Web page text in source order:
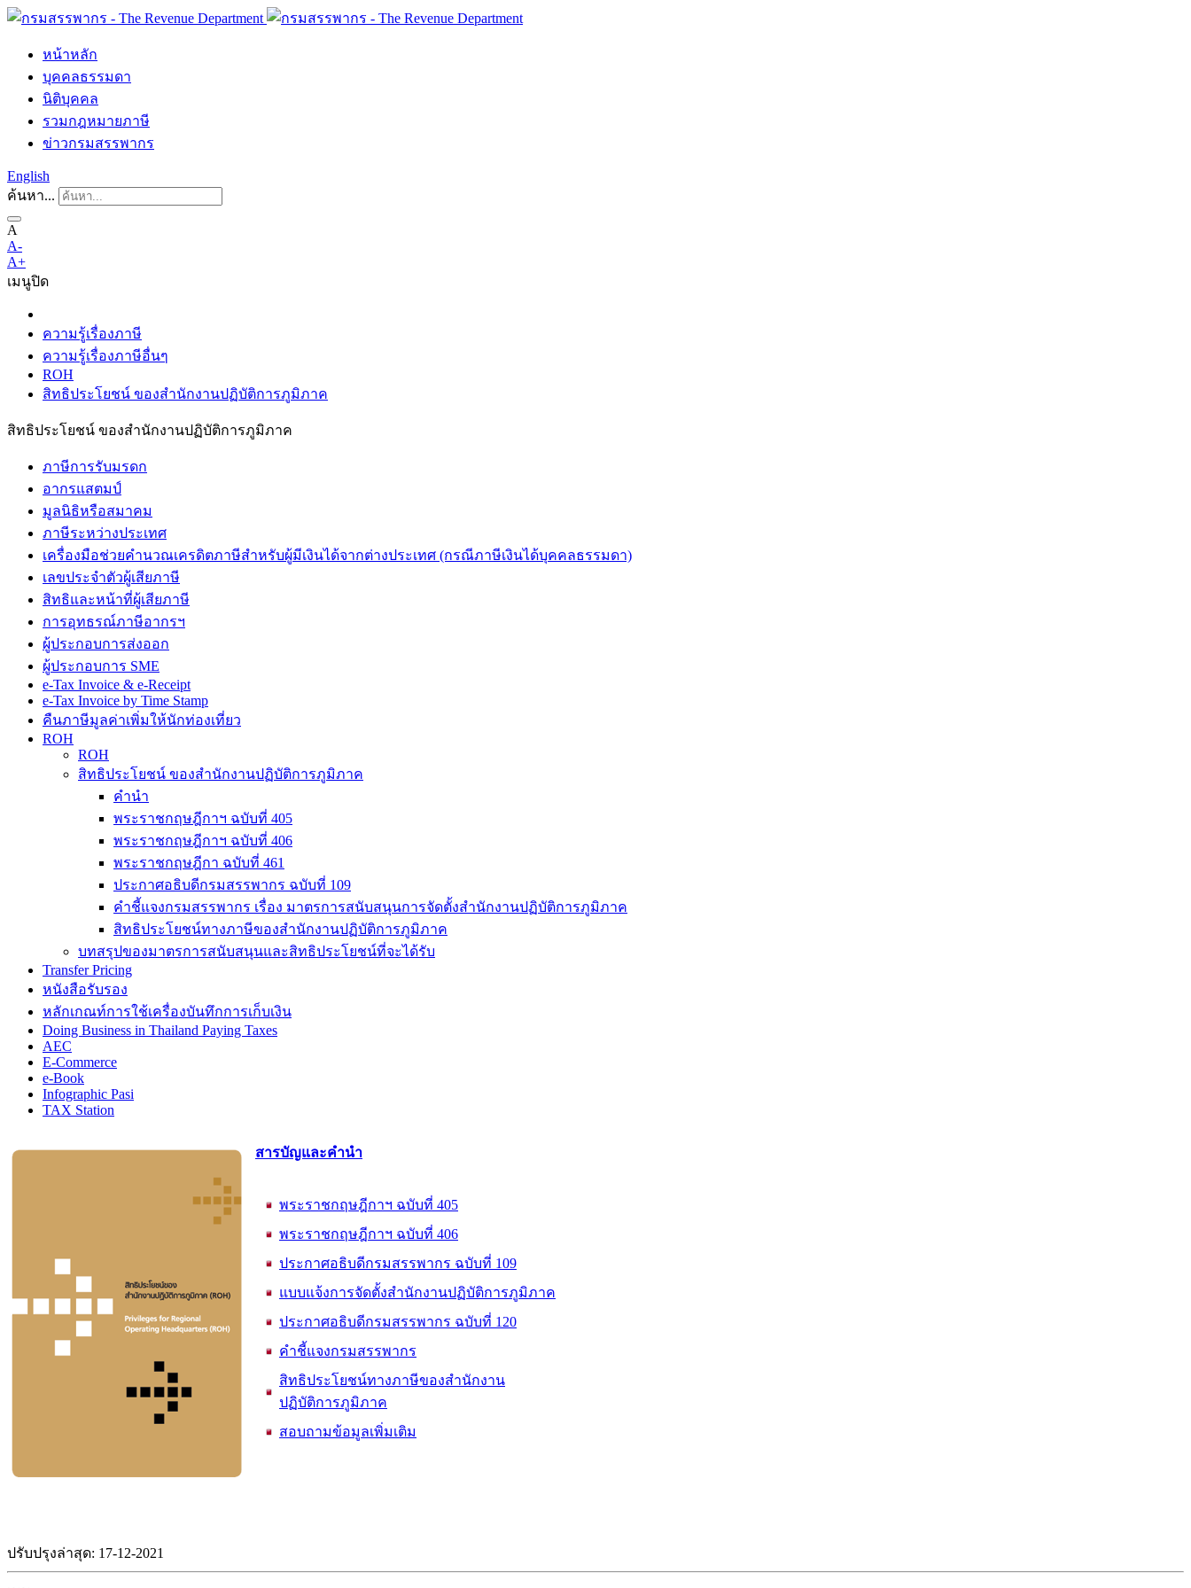
หน้าหลัก
บุคคลธรรมดา
นิติบุคคล
รวมกฎหมายภาษี
ข่าวกรมสรรพากร
English
ค้นหา...
A
A-
A+
เมนูปิด
ความรู้เรื่องภาษี
ความรู้เรื่องภาษีอื่นๆ
ROH
สิทธิประโยชน์ ของสำนักงานปฏิบัติการภูมิภาค
สิทธิประโยชน์ ของสำนักงานปฏิบัติการภูมิภาค
ภาษีการรับมรดก
อากรแสตมป์
มูลนิธิหรือสมาคม
ภาษีระหว่างประเทศ
เครื่องมือช่วยคำนวณเครดิตภาษีสำหรับผู้มีเงินได้จากต่างประเทศ (กรณีภาษีเงินได้บุคคลธรรมดา)
เลขประจำตัวผู้เสียภาษี
สิทธิและหน้าที่ผู้เสียภาษี
การอุทธรณ์ภาษีอากรฯ
ผู้ประกอบการส่งออก
ผู้ประกอบการ SME
e-Tax Invoice & e-Receipt
e-Tax Invoice by Time Stamp
คืนภาษีมูลค่าเพิ่มให้นักท่องเที่ยว
ROH
ROH
สิทธิประโยชน์ ของสำนักงานปฏิบัติการภูมิภาค
คำนำ
พระราชกฤษฎีกาฯ ฉบับที่ 405
พระราชกฤษฎีกาฯ ฉบับที่ 406
พระราชกฤษฎีกา ฉบับที่ 461
ประกาศอธิบดีกรมสรรพากร ฉบับที่ 109
คำชี้แจงกรมสรรพากร เรื่อง มาตรการสนับสนุนการจัดตั้งสำนักงานปฏิบัติการภูมิภาค
สิทธิประโยชน์ทางภาษีของสำนักงานปฏิบัติการภูมิภาค
บทสรุปของมาตรการสนับสนุนและสิทธิประโยชน์ที่จะได้รับ
Transfer Pricing
หนังสือรับรอง
หลักเกณท์การใช้เครื่องบันทึกการเก็บเงิน
Doing Business in Thailand Paying Taxes
AEC
E-Commerce
e-Book
Infographic Pasi
TAX Station
สารบัญและคำนำ
พระราชกฤษฎีกาฯ ฉบับที่ 405
พระราชกฤษฎีกาฯ ฉบับที่ 406
ประกาศอธิบดีกรมสรรพากร ฉบับที่ 109
แบบแจ้งการจัดตั้งสำนักงานปฏิบัติการภูมิภาค
ประกาศอธิบดีกรมสรรพากร ฉบับที่ 120
คำชี้แจงกรมสรรพากร
สิทธิประโยชน์ทางภาษีของสำนักงาน
ปฏิบัติการภูมิภาค
สอบถามข้อมูลเพิ่มเติม
ปรับปรุงล่าสุด: 17-12-2021